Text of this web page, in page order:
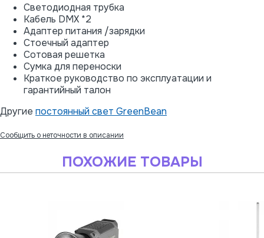
Светодиодная трубка
Кабель DMX *2
Адаптер питания /зарядки
Стоечный адаптер
Cотовая решетка
Сумка для переноски
Краткое руководство по эксплуатации и
гарантийный талон
Другие постоянный свет GreenBean
Сообщить о неточности в описании
ПОХОЖИЕ ТОВАРЫ